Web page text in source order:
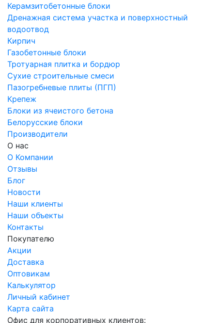
Керамзитобетонные блоки
Дренажная система участка и поверхностный
водоотвод
Кирпич
Газобетонные блоки
Тротуарная плитка и бордюр
Сухие строительные смеси
Пазогребневые плиты (ПГП)
Крепеж
Блоки из ячеистого бетона
Белорусские блоки
Производители
О нас
О Компании
Отзывы
Блог
Новости
Наши клиенты
Наши объекты
Контакты
Покупателю
Акции
Доставка
Оптовикам
Калькулятор
Личный кабинет
Карта сайта
Офис для корпоративных клиентов: